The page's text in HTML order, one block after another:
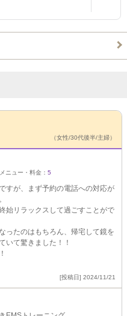
（女性/30代後半/主婦）
メニュー・料金： 5
すが、まず予約の電話への対応が
始リラックスして過ごすことがで
ったのはもちろん、帰宅して鏡を
いて驚きました！！
[投稿日] 2024/11/21